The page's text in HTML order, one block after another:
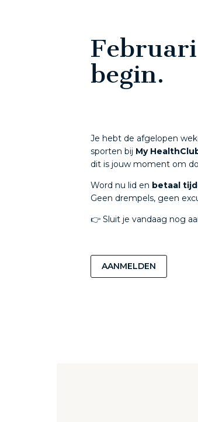
begin.
Je hebt de afgelopen
sporten bij My
dit is jouw moment om
Word nu lid en betaal
Geen drempels, geen
👉 Sluit je vandaag nog
AANMELDEN